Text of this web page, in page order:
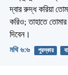
দ্বার রুদ্ধ করিয়া
করিও; তাহাতে
দিবেন।
মথি ৬:৬ পুরস্কার